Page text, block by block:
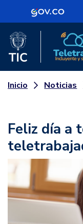
Logo
Logo del
Inicio Noticias
Feliz día a